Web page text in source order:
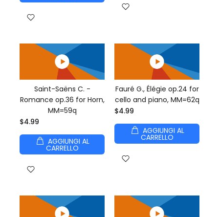
Saint-Saëns C. -
Romance op.36 for Horn,
MM=59q
$4.99
AGGIUNGI AL
CARRELLO
Fauré G., Élégie op.24 for
cello and piano, MM=62q
$4.99
AGGIUNGI AL
CARRELLO